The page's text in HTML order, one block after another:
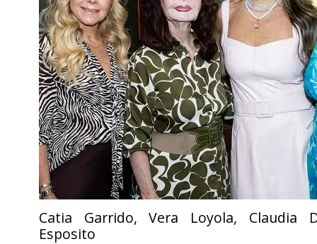
Catia Garrido, Vera Loyola, Claudia
Esposito